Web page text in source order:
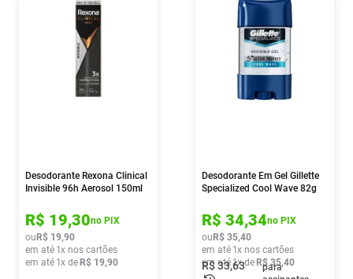
Desodorante Rexona Clinical
Invisible 96h Aerosol 150ml
R$ 19,30no PIX
ou R$ 19,90
em até 1x nos cartões
em até 1x de R$ 19,90
Desodorante Em Gel Gillette
Specialized Cool Wave 82g
R$ 34,34no PIX
ou R$ 35,40
em até 1x nos cartões
em até1x de R$ 35,40
R$33,63
para